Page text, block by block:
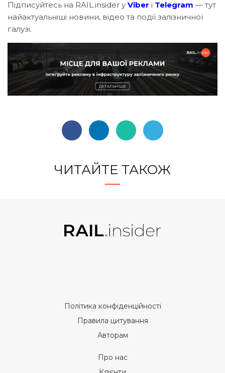
Підписуйтесь на RAIL.insider у Viber і Telegram — тут
найактуальніші новини, відео та події залізничної
галузі.
ЧИТАЙТЕ ТАКОЖ
Політика конфіденційності
Правила цитування
Авторам
Про нас